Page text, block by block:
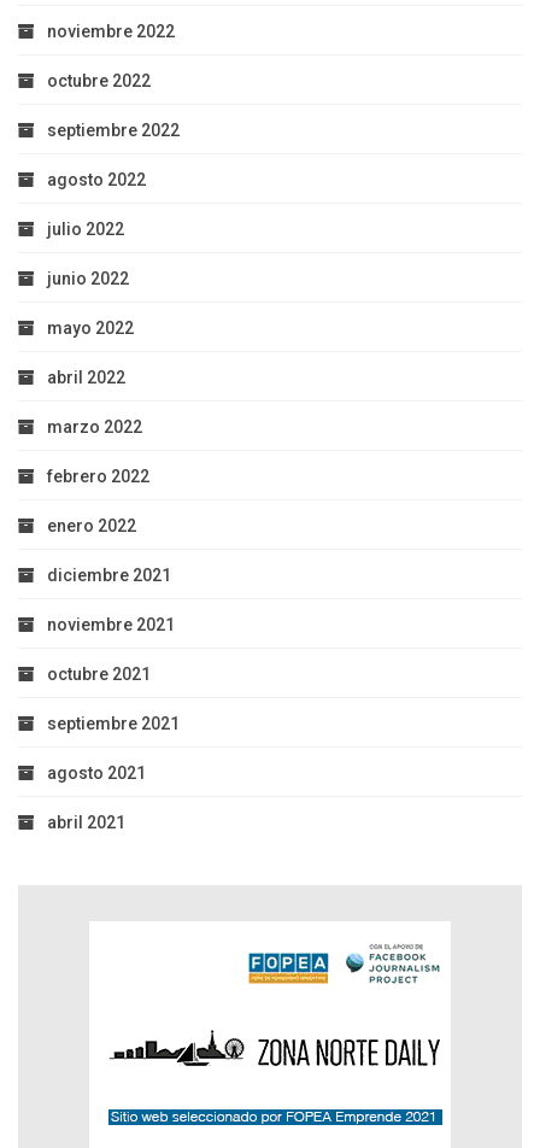
noviembre 2022
octubre 2022
septiembre 2022
agosto 2022
julio 2022
junio 2022
mayo 2022
abril 2022
marzo 2022
febrero 2022
enero 2022
diciembre 2021
noviembre 2021
octubre 2021
septiembre 2021
agosto 2021
abril 2021